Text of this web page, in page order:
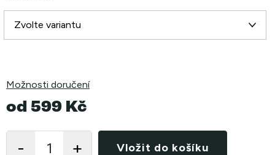
Možnosti doručení
od 599 Kč
cena:
Vložit do košíku